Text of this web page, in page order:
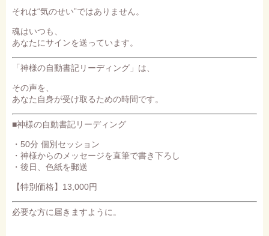
それは“気のせい”ではありません。
魂はいつも、
あなたにサインを送っています。
「神様の自動書記リーディング」は、
その声を、
あなた自身が受け取るための時間です。
■神様の自動書記リーディング
・50分 個別セッション
・神様からのメッセージを直筆で書き下ろし
・後日、色紙を郵送
【特別価格】13,000円
必要な方に届きますように。